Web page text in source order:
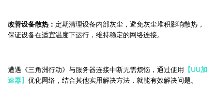
改善设备散热： 定期清理设备内部灰尘，避免灰尘堆积影响散热，
保证设备在适宜温度下运行，维持稳定的网络连接。
遭遇《三角洲行动》与服务器连接中断无需烦恼，通过使用 【UU加
速器】 优化网络，结合其他实用解决方法，就能有效解决问题。